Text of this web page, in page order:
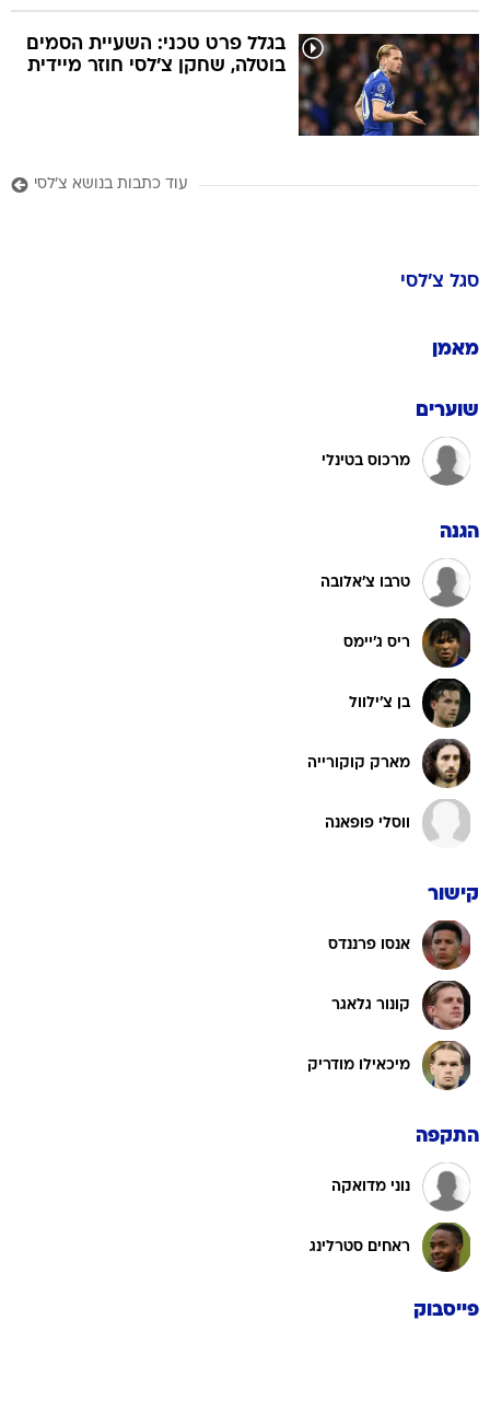
בגלל פרט טכני: השעיית הסמים
בוטלה, שחקן צ'לסי חוזר מיידית
עוד כתבות בנושא צ'לסי
סגל צ'לסי
מאמן
שוערים
מרכוס בטינלי
הגנה
טרבו צ'אלובה
ריס ג'יימס
בן צ'ילוול
מארק קוקורייה
ווסלי פופאנה
קישור
אנסו פרננדס
קונור גלאגר
מיכאילו מודריק
התקפה
נוני מדואקה
ראחים סטרלינג
פייסבוק